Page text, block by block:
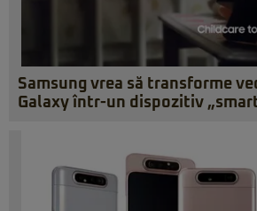
Samsung vrea să transforme
Galaxy într-un dispozitiv